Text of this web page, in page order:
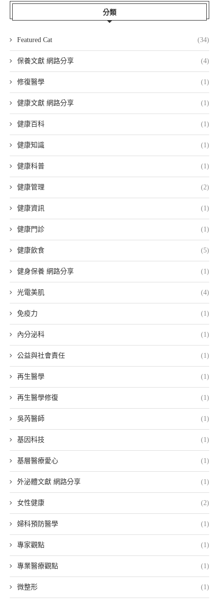
分類
Featured Cat (34)
保養文獻 網路分享 (4)
修復醫學 (1)
健康文獻 網路分享 (1)
健康百科 (1)
健康知識 (1)
健康科普 (1)
健康管理 (2)
健康資訊 (1)
健康門診 (1)
健康飲食 (5)
健身保養 網路分享 (1)
光電美肌 (4)
免疫力 (1)
內分泌科 (1)
公益與社會責任 (1)
再生醫學 (1)
再生醫學修復 (1)
吳芮醫師 (1)
基因科技 (1)
基層醫療愛心 (1)
外泌體文獻 網路分享 (1)
女性健康 (2)
婦科預防醫學 (1)
專家觀點 (1)
專業醫療觀點 (1)
微整形 (1)